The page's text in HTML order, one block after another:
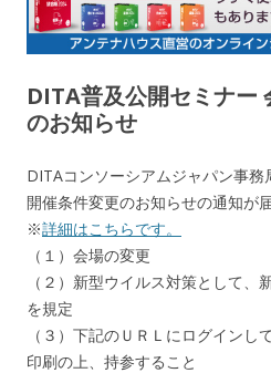
DITA普及公開セミナー
のお知らせ
DITAコンソーシアムジャパン事
開催条件変更のお知らせの通知が
※詳細はこちらです。
（１）会場の変更
（２）新型ウイルス対策として、
を規定
（３）下記のＵＲＬにログインし
印刷の上、持参すること